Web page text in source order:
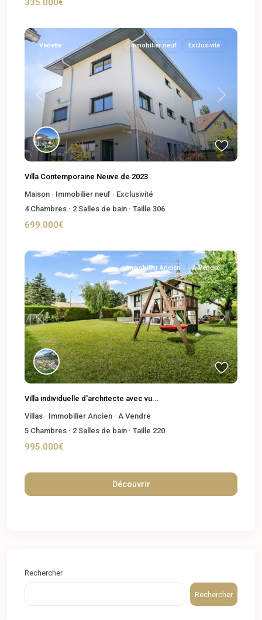
335.000€
Previous Next
Vedette Immobilier neuf Exclusivité
Villa Contemporaine Neuve de 2023
Maison · Immobilier neuf · Exclusivité
4Chambres · 2 Salles de bain · Taille 306
699.000€
Previous Next
Immobilier Ancien A Vendre
Villa individuelle d'architecte avec vu...
Villas · Immobilier Ancien · A Vendre
5 Chambres · 2 Salles de bain · Taille 220
995.000€
Découvrir
Rechercher
Rechercher